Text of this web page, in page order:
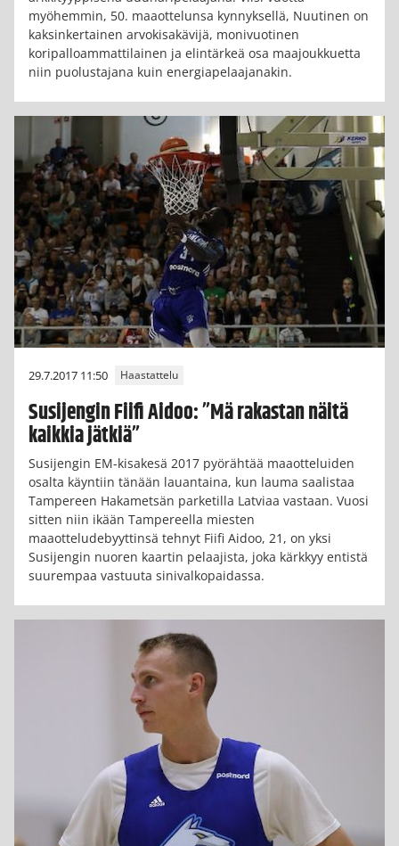
myöhemmin, 50. maaottelunsa kynnyksellä, Nuutinen on
kaksinkertainen arvokisakävijä, monivuotinen
koripalloammattilainen ja elintärkeä osa maajoukkuetta
niin puolustajana kuin energiapelaajanakin.
29.7.2017 11:50 Haastattelu
Susijengin Fiifi Aidoo: ”Mä rakastan näitä
kaikkia jätkiä”
Susijengin EM-kisakesä 2017 pyörähtää maaotteluiden
osalta käyntiin tänään lauantaina, kun lauma saalistaa
Tampereen Hakametsän parketilla Latviaa vastaan. Vuosi
sitten niin ikään Tampereella miesten
maaotteludebyyttinsä tehnyt Fiifi Aidoo, 21, on yksi
Susijengin nuoren kaartin pelaajista, joka kärkkyy entistä
suurempaa vastuuta sinivalkopaidassa.